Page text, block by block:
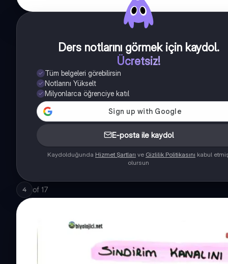
Ders notlarını görmek için kaydol.
Ücretsiz!
Tüm belgeleri görebilirsin
Notlarını Yükselt
Milyonlarca öğrenciye katıl
E-posta ile kaydol
Kaydolduğunda Hizmet Şartları ve Gizlilik Politikasını kabul
olursun
4 of 17